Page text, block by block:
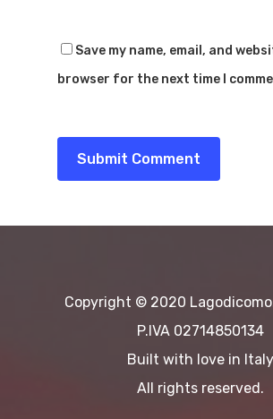
Save my name, email, and
browser for the next time I
Copyright © 2020
P.IVA 02714850134
Built with love in Italy
All rights reserved.